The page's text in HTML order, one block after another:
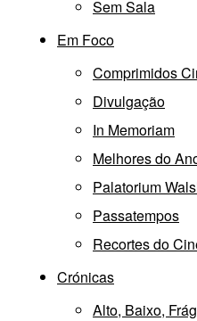
Sem Sala
Em Foco
Comprimidos
Divulgação
In Memoriam
Melhores do
Palatorium
Passatempos
Recortes do
Crónicas
Alto, Baixo,